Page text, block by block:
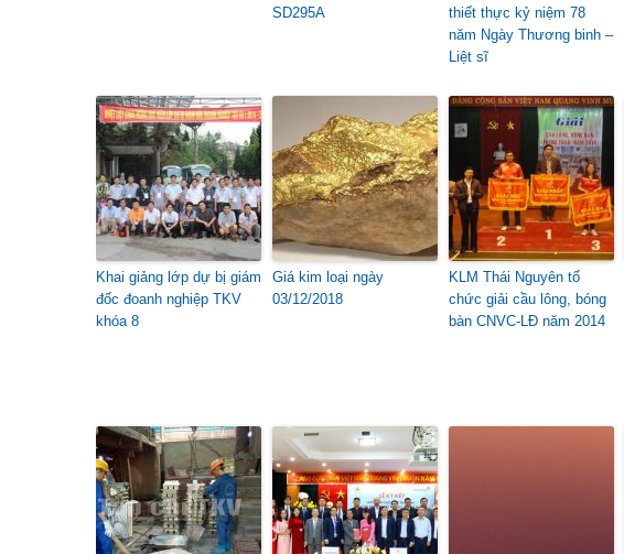
SD295A
thiết thực kỷ niệm 78
năm Ngày Thương binh –
Liệt sĩ
Khai giảng lớp dự bị giám
đốc đoanh nghiệp TKV
khóa 8
Giá kim loại ngày
03/12/2018
KLM Thái Nguyên tổ
chức giải cầu lông, bóng
bàn CNVC-LĐ năm 2014